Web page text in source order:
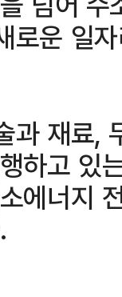
로운 일
과 재료,
하고 있
에너지